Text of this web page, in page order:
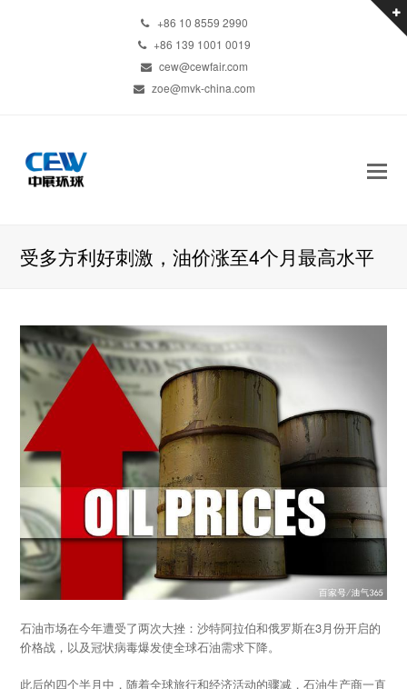
+86 10 8559 2990
+86 139 1001 0019
cew@cewfair.com
zoe@mvk-china.com
受多方利好刺激，油价涨至4个月最高水平
石油市场在今年遭受了两次大挫：沙特阿拉伯和俄罗斯在3月份开启的
价格战，以及冠状病毒爆发使全球石油需求下降。
此后的四个半月中，随着全球旅行和经济活动的骤减，石油生产商一直